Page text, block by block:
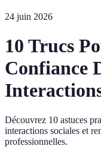
24 juin 2026
10 Trucs
Confiance
Découvrez 10 astuces
interactions sociales et
professionnelles.